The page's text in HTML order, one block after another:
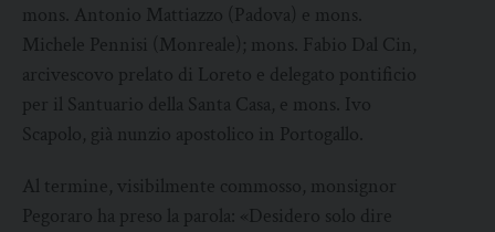
mons. Antonio Mattiazzo (Padova) e mons.
Michele Pennisi (Monreale); mons. Fabio Dal Cin,
arcivescovo prelato di Loreto e delegato pontificio
per il Santuario della Santa Casa, e mons. Ivo
Scapolo, già nunzio apostolico in Portogallo.
Al termine, visibilmente commosso, monsignor
Pegoraro ha preso la parola: «Desidero solo dire